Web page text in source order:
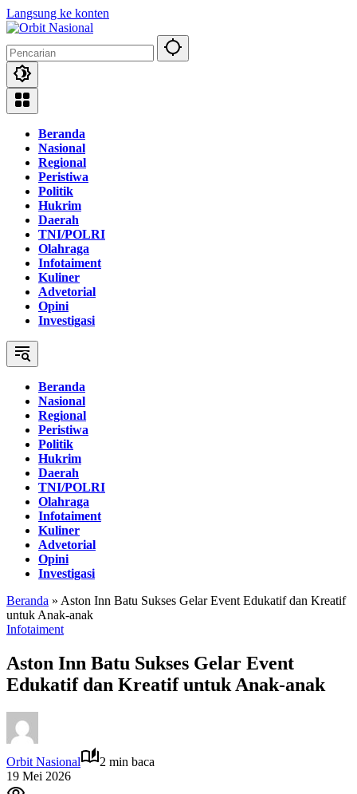
Langsung ke konten
Beranda
Nasional
Regional
Peristiwa
Politik
Hukrim
Daerah
TNI/POLRI
Olahraga
Infotaiment
Kuliner
Advetorial
Opini
Investigasi
Beranda
Nasional
Regional
Peristiwa
Politik
Hukrim
Daerah
TNI/POLRI
Olahraga
Infotaiment
Kuliner
Advetorial
Opini
Investigasi
Beranda » Aston Inn Batu Sukses Gelar Event Edukatif dan Kreatif
untuk Anak-anak
Infotaiment
Aston Inn Batu Sukses Gelar Event
Edukatif dan Kreatif untuk Anak-anak
Orbit Nasional
2 min baca
19 Mei 2026